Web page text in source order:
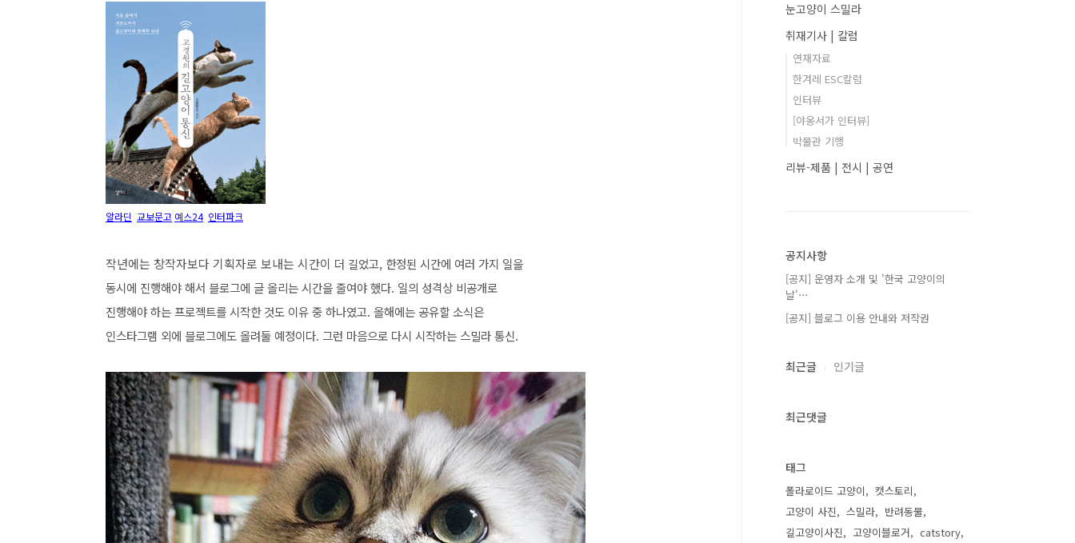
알라딘 교보문고 예스24 인터파크
작년에는 창작자보다 기획자로 보내는 시간이 더 길었고, 한정된 시간에 여러 가지 일을
동시에 진행해야 해서 블로그에 글 올리는 시간을줄여야 했다. 일의 성격상 비공개로
진행해야 하는 프로젝트를 시작한 것도 이유 중 하나였고. 올해에는 공유할 소식은
인스타그램 외에 블로그에도 올려둘 예정이다. 그런 마음으로 다시 시작하는 스밀라 통신.
눈고양이 스밀라
취재기사 | 칼럼
연재자료
한겨레 ESC칼럼
인터뷰
[야옹서가 인터뷰]
박물관 기행
리뷰-제품 | 전시 | 공연
공지사항
[공지] 운영자 소개 및 '한국 고양이의
날'⋯
[공지] 블로그 이용 안내와 저작권
최근글 인기글
최근댓글
태그
폴라로이드 고양이
캣스토리
고양이 사진
스밀라
반려동물
길고양이사진
고양이블로거
catstory